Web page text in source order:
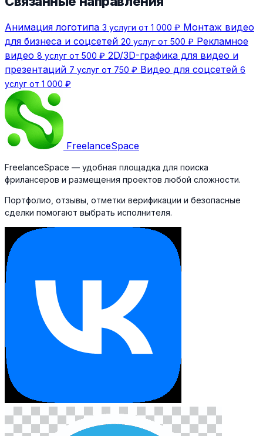
Анимация логотипа 3 услуги от 1 000 ₽ Монтаж видео
для бизнеса и соцсетей 20 услуг от 500 ₽ Рекламное
видео 8 услуг от 500 ₽ 2D/3D-графика для видео и
презентаций 7 услуг от 750 ₽ Видео для соцсетей 6
услуг от 1 000 ₽
FreelanceSpace
FreelanceSpace — удобная площадка для поиска
фрилансеров и размещения проектов любой сложности.
Портфолио, отзывы, отметки верификации и безопасные
сделки помогают выбрать исполнителя.